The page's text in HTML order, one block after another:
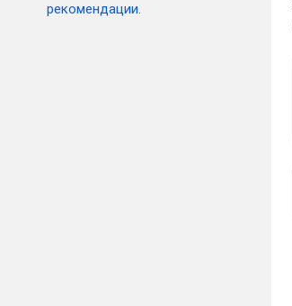
рекомендации.